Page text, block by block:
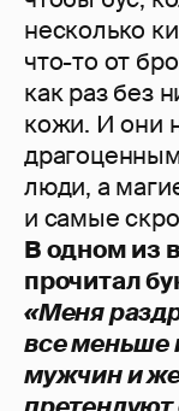
несколько
что-то от
как раз без
кожи. И они
люди, а
и самые
В одном из
прочитал
«Меня
все меньше
мужчин и